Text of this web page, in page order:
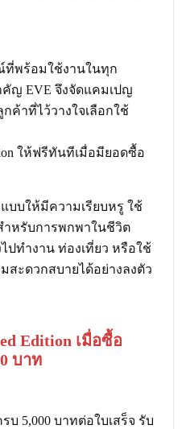
ที่พร้อมใช้งานในทุก
ญ EVE จึงจัดแคมเปญ
าที่ไว้วางใจเลือกใช้
ให้ฟรีทันทีเมื่อมียอดซื้อ
บบให้มีความเรียบหรู ใช้
ำหรับการพกพาในชีวิต
ปทำงาน ท่องเที่ยว หรือใช้
สะดวกสบายได้อย่างลงตัว
Edition เมื่อซื้อ
บาท
บ 5,000 บาทต่อใบเสร็จ รับ